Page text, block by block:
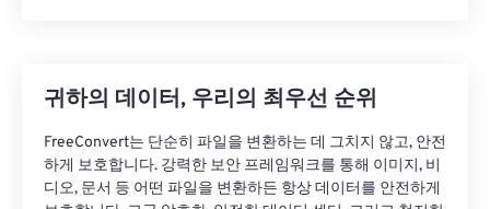
귀하의 데이터, 우리의 최우선 순위
FreeConvert는 단순히 파일을 변환하는 데 그치지 않고, 안전
하게 보호합니다. 강력한 보안 프레임워크를 통해 이미지, 비
디오, 문서 등 어떤 파일을 변환하든 항상 데이터를 안전하게